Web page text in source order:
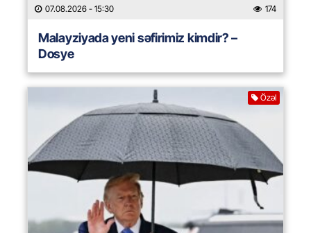
07.08.2026 - 15:30 174
Malayziyada yeni səfirimiz kimdir? –
Dosye
Özəl